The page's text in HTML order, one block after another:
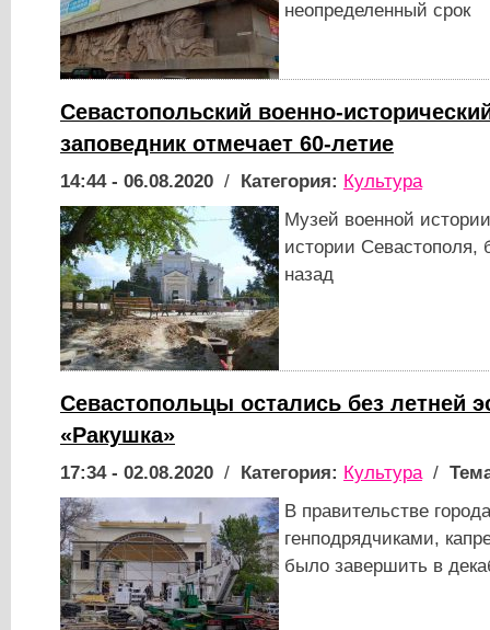
неопределенный срок
Севастопольский военно-
заповедник отмечает 60-летие
14:44 - 06.08.2020 / Категория: Культура
Музей военной
истории Севастополя,
назад
Севастопольцы остались без летней
«Ракушка»
17:34 - 02.08.2020 / Категория: Культура/
В правительстве
генподрядчиками,
было завершить в